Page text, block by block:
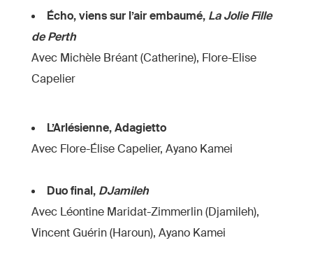
Écho, viens sur l’air embaumé, La Jolie Fille
de Perth
Avec Michèle Bréant (Catherine), Flore-Elise
Capelier
L’Arlésienne, Adagietto
Avec Flore-Élise Capelier, Ayano Kamei
Duo final, DJamileh
Avec Léontine Maridat-Zimmerlin (Djamileh),
Vincent Guérin (Haroun), Ayano Kamei